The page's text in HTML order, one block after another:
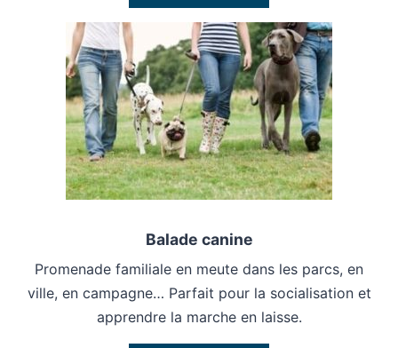
Balade canine
Promenade familiale en meute dans les parcs, en
ville, en campagne… Parfait pour la socialisation et
apprendre la marche en laisse.